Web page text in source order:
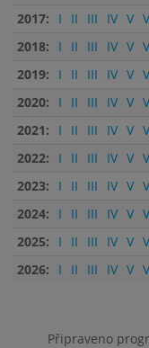
2017:
I II III IV V
2018:
I II III IV V
2019:
I II III IV V
2020:
I II III IV V
2021:
I II III IV V
2022:
I II III IV V
2023:
I II III IV V
2024:
I II III IV V
2025:
I II III IV V
2026:
I II III IV V
Připraveno